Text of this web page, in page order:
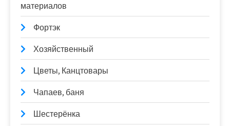
материалов
Фортэк
Хозяйственный
Цветы, Канцтовары
Чапаев, баня
Шестерёнка